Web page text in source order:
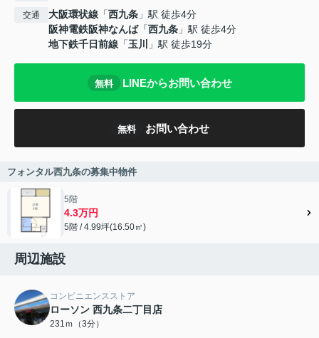
交通 大阪環状線 「西九条 」駅 徒歩4分
阪神電鉄阪神なんば「西九条 」駅 徒歩4分
地下鉄千日前線 「玉川 」駅 徒歩19分
無料 LINEからお問い合わせ
無料 お問い合わせ
フォンタル西九条の募集中物件
5階
4.3万円
5階 / 4.99坪(16.50㎡)
周辺施設
コンビニエンスストア
ローソン 西九条二丁目店
231ｍ（3分）